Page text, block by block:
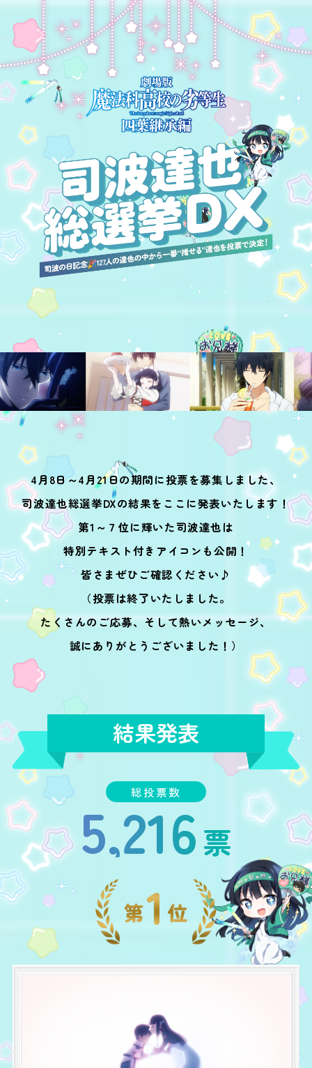
4月8日～4月21日の期間に投票を募集しました、
司波達也総選挙DXの結果をここに発表いたします！
第1～７位に輝いた司波達也は
特別テキスト付きアイコンも公開！
皆さまぜひご確認ください♪
（投票は終了いたしました。
たくさんのご応募、そして熱いメッセージ、
誠にありがとうございました！）
結果発表
総投票数
5,216票